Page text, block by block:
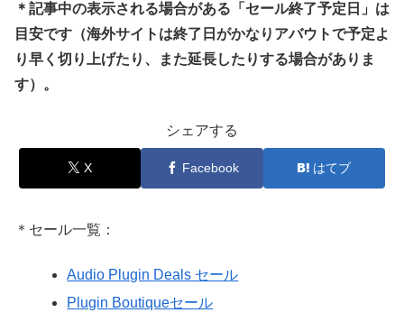
＊記事中の表示される場合がある「セール終了予定日」は
目安です（海外サイトは終了日がかなりアバウトで予定よ
り早く切り上げたり、また延長したりする場合がありま
す）。
シェアする
X Facebook はてブ
＊セール一覧：
Audio Plugin Deals セール
Plugin Boutiqueセール